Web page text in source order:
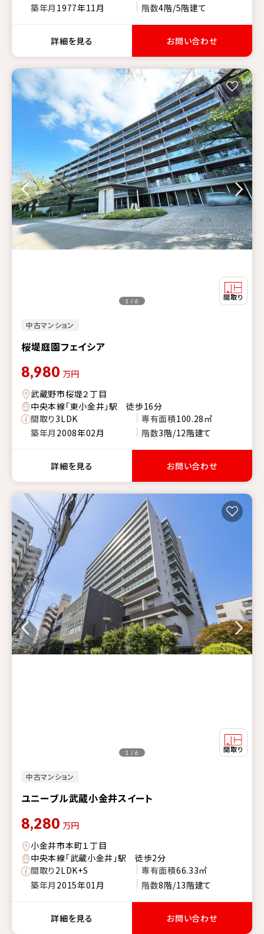
築年月 1977年11月 階数4階/5階建て
詳細を見る お問い合わせ
中古マンション
桜堤庭園フェイシア
1 / 6
8,980 万円
武蔵野市桜堤２丁目
中央本線「東小金井」駅 徒歩16分
間取り3LDK 専有面積100.28㎡
築年月 2008年02月 階数3階/12階建て
詳細を見る お問い合わせ
中古マンション
ユニーブル武蔵小金井スイート
1 / 6
8,280 万円
小金井市本町１丁目
中央本線「武蔵小金井」駅 徒歩2分
間取り2LDK+S 専有面積66.33㎡
築年月 2015年01月 階数8階/13階建て
詳細を見る お問い合わせ